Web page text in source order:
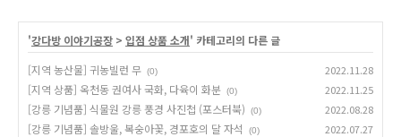
'강다방 이야기공장 > 입점 상품 소개' 카테고리의 다른 글
[지역 농산물] 귀농빌런 무 (0) 2022.11.28
[지역 상품] 옥천동 권여사 국화, 다육이 화분 (0) 2022.11.25
[강릉 기념품] 식물원 강릉 풍경 사진첩 (포스터북) (0) 2022.08.28
[강릉 기념품] 솔방울, 복숭아꽃, 경포호의 달 자석 (0) 2022.07.27